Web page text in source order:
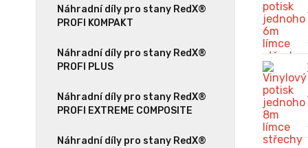
Náhradní díly pro stany RedX®
PROFI KOMPAKT
Náhradní díly pro stany RedX®
PROFI PLUS
Náhradní díly pro stany RedX®
PROFI EXTREME COMPOSITE
Náhradní díly pro stany RedX®